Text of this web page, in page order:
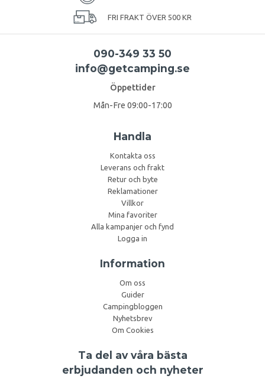
FRI FRAKT ÖVER 500 KR
090-349 33 50
info@getcamping.se
Öppettider
Mån-Fre 09:00-17:00
Handla
Kontakta oss
Leverans och frakt
Retur och byte
Reklamationer
Villkor
Mina favoriter
Alla kampanjer och fynd
Logga in
Information
Om oss
Guider
Campingbloggen
Nyhetsbrev
Om Cookies
Ta del av våra bästa
erbjudanden och nyheter